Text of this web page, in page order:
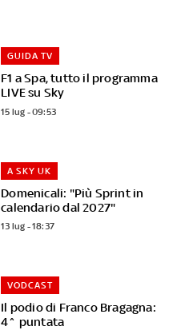
F1 a Spa, tutto il programma
LIVE su Sky
GUIDA TV
15 lug - 09:53
Domenicali: "Più Sprint in
calendario dal 2027"
A SKY UK
13 lug - 18:37
Il podio di Franco Bragagna:
4^ puntata
VODCAST